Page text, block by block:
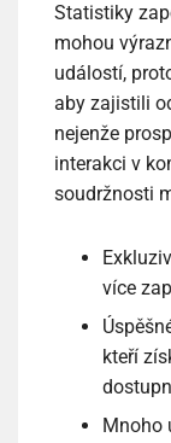
Statistiky
mohou
událostí,
aby zajistili
nejenže
interakci v
soudržnosti
více
kteří
Mnoho